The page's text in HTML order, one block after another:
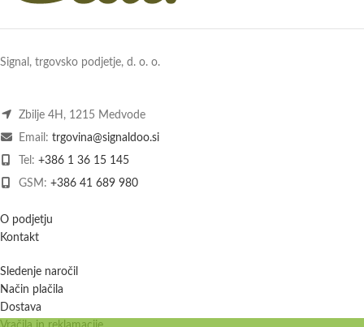
Signal, trgovsko podjetje, d. o. o.
Zbilje 4H, 1215 Medvode
Email: trgovina@signaldoo.si
Tel: +386 1 36 15 145
GSM: +386 41 689 980
O podjetju
Kontakt
Sledenje naročil
Način plačila
Dostava